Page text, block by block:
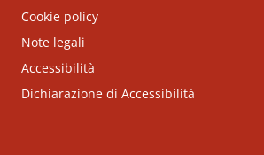
Cookie policy
Note legali
Accessibilità
Dichiarazione di Accessibilità